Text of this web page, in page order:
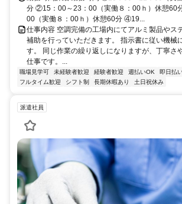
分 ②15：00～23：00（実働８：00ｈ）休憩60
00（実働８：00ｈ）休憩60分 ④19...
仕事内容 空調完備の工場内にてアルミ製品やス
補助を行っていただきます。 指示書に従い機械
す。 同じ作業の繰り返しになりますが、丁寧さ
仕事です。...
職場見学可 未経験者歓迎 経験者歓迎 週払いOK 即日払
フルタイム歓迎
シフト制 長期休暇あり 土日祝休み
派遣社員